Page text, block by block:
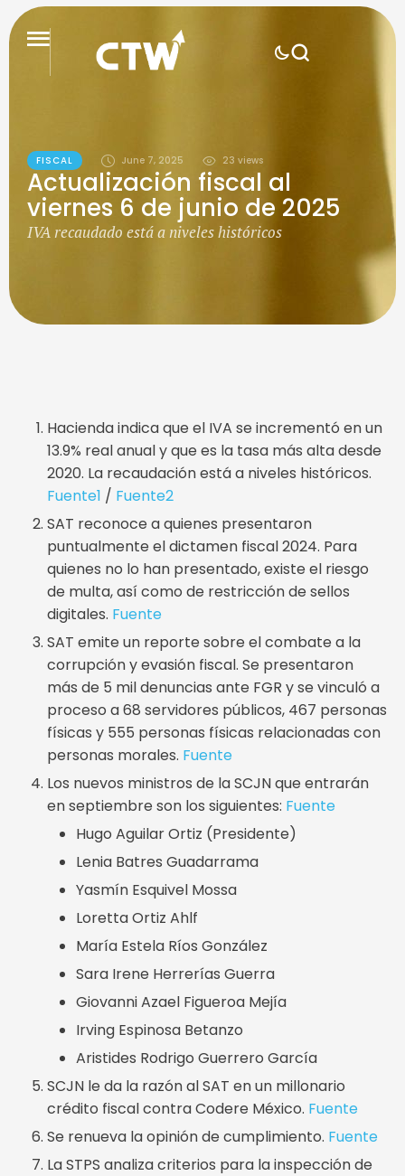
FISCAL June 7, 2025 23 views
Actualización fiscal al
viernes 6 de junio de 2025
IVA recaudado está a niveles históricos
Hacienda indica que el IVA se incrementó en un
13.9% real anual y que es la tasa más alta desde
2020. La recaudación está a niveles históricos.
Fuente1 / Fuente2
SAT reconoce a quienes presentaron
puntualmente el dictamen fiscal 2024. Para
quienes no lo han presentado, existe el riesgo
de multa, así como de restricción de sellos
digitales. Fuente
SAT emite un reporte sobre el combate a la
corrupción y evasión fiscal. Se presentaron
más de 5 mil denuncias ante FGR y se vinculó a
proceso a 68 servidores públicos, 467 personas
físicas y 555 personas físicas relacionadas con
personas morales. Fuente
Los nuevos ministros de la SCJN que entrarán
en septiembre son los siguientes: Fuente
Hugo Aguilar Ortiz (Presidente)
Lenia Batres Guadarrama
Yasmín Esquivel Mossa
Loretta Ortiz Ahlf
María Estela Ríos González
Sara Irene Herrerías Guerra
Giovanni Azael Figueroa Mejía
Irving Espinosa Betanzo
Aristides Rodrigo Guerrero García
SCJN le da la razón al SAT en un millonario
crédito fiscal contra Codere México. Fuente
Se renueva la opinión de cumplimiento. Fuente
La STPS analiza criterios para la inspección de